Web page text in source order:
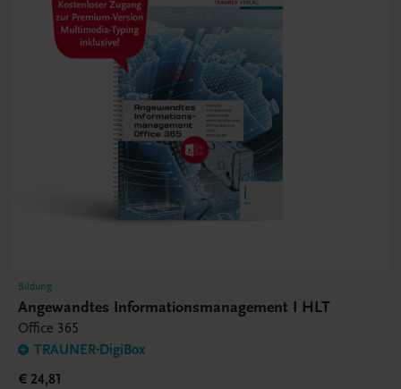
Bildung
Angewandtes Informationsmanagement I HLT
Office 365
TRAUNER-DigiBox
€ 24,81